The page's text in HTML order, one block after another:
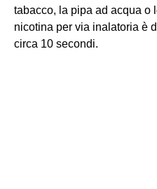
tabacco, la pipa ad acqua o
nicotina per via inalatoria è
circa 10 secondi.